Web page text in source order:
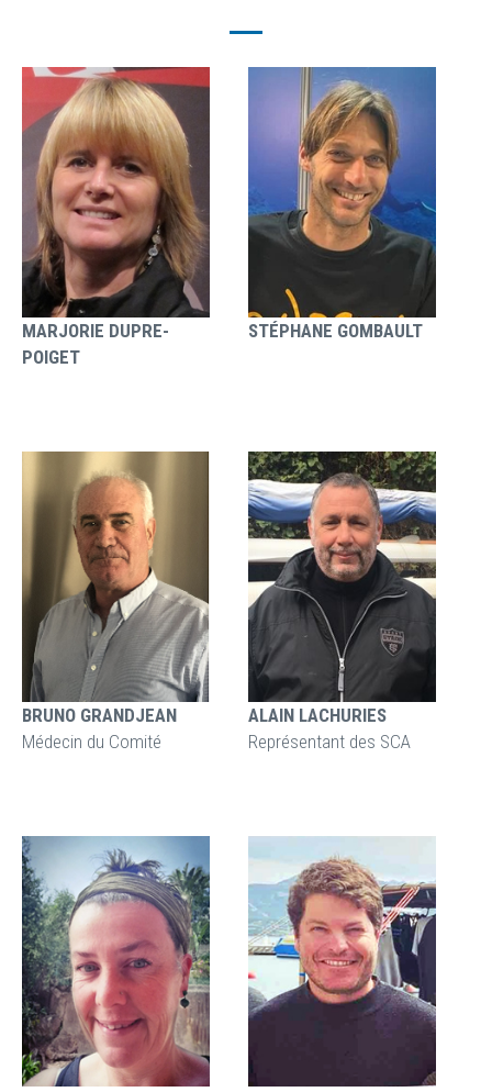
MARJORIE DUPRE-
POIGET
STÉPHANE GOMBAULT
BRUNO GRANDJEAN
Médecin du Comité
ALAIN LACHURIES
Représentant des SCA